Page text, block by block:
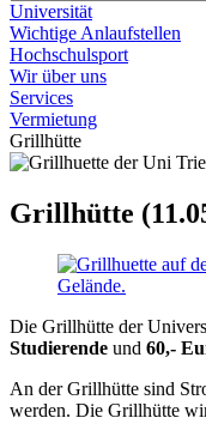
Universität
Wichtige Anlaufstellen
Hochschulsport
Wir über uns
Services
Vermietung
Grillhütte
Grillhütte
Die Grillhütte der
Studierende und 60,-
An der Grillhütte sind
werden. Die Grillhütte